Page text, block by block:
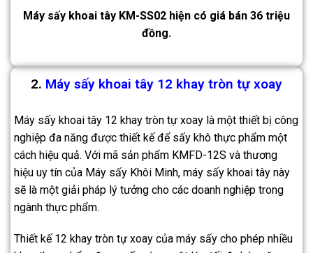
Máy sấy khoai tây KM-SS02 hiện có giá bán 36 triệu
đồng.
2. Máy sấy khoai tây 12 khay tròn tự xoay
Máy sấy khoai tây 12 khay tròn tự xoay là một thiết bị công
nghiệp đa năng được thiết kế để sấy khô thực phẩm một
cách hiệu quả. Với mã sản phẩm KMFD-12S và thương
hiệu uy tín của Máy sấy Khôi Minh, máy sấy khoai tây này
sẽ là một giải pháp lý tưởng cho các doanh nghiệp trong
ngành thực phẩm.
Thiết kế 12 khay tròn tự xoay của máy sấy cho phép nhiều